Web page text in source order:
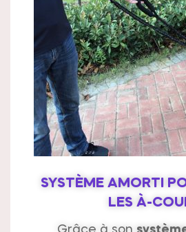
SYSTÈME AMORTI
LES À-